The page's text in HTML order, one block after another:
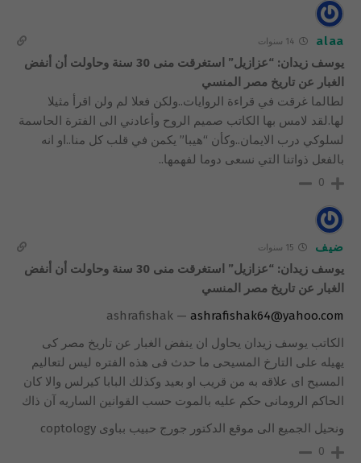
alaa 14 سنوات
يوسف زيدان: “عزازيل” استغرقت منى 30 سنة وحاولت أن أنفض
الغبار عن تاريخ مصر المنسي
لطالما غرقت في قراءة الروايات..ولكن فعلا لم ولن اقرأ مثيلا
لها.لقد لامس بها الكاتب صميم الروح وأعادني الى الفترة الحاسمة
لسلوكي درب الايمان..وكأن “هيبا” يكمن في قلب كل منا..او انه
بالفعل ذواتنا التي نسعى دوما لفهمها..
0
ضيف 15 سنوات
يوسف زيدان: “عزازيل” استغرقت منى 30 سنة وحاولت أن أنفض
الغبار عن تاريخ مصر المنسي
ashrafishak — ashrafishak64@yahoo.com
الكاتب يوسف زيدان يحاول ان ينفض الغبار عن تاريخ مصر كى
يهيله على التارخ المسيحى ما حدث فى هذه الفتره ليس لتعاليم
المسيح اى علاقه به من قريب او بعيد وكذلك البابا كيرلس والا كان
الحاكم الرومانى حكم عليه بالموت حسب القوانين الساريه آن ذاك
ونحيل الجميع الى موقع الدكتور جورج حبيب بباوى coptology
0